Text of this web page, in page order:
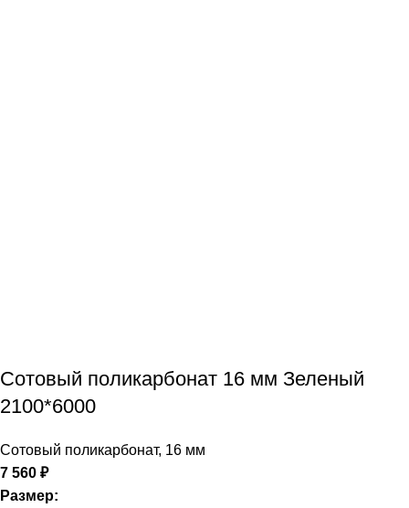
Сотовый поликарбонат 16 мм Зеленый
2100*6000
Сотовый поликарбонат, 16 мм
7 560 ₽
Размер: